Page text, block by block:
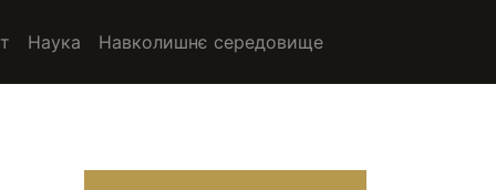
Наука Навколишнє середовище